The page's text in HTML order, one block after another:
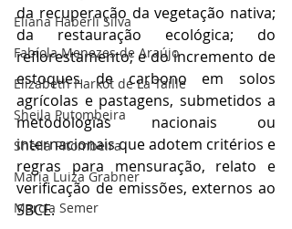
Eliana Haberli Silva
Fabíola Menezes de Araújo
Elizabeth Harkot de La Taille
Sheila Putombeira
Sheila Pitombeira
Maria Luiza Grabner
Marcia Semer
da recuperação da vegetação nativa;
da restauração ecológica; do
reflorestamento; e do incremento de
estoques de carbono em solos
agrícolas e pastagens, submetidos a
metodologias nacionais ou
internacionais que adotem critérios e
regras para mensuração, relato e
verificação de emissões, externos ao
SBCE.